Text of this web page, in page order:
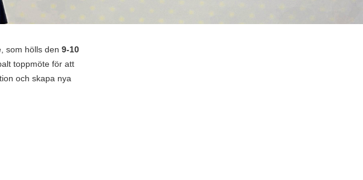
som hölls den 9-10
toppmöte för att
och skapa nya